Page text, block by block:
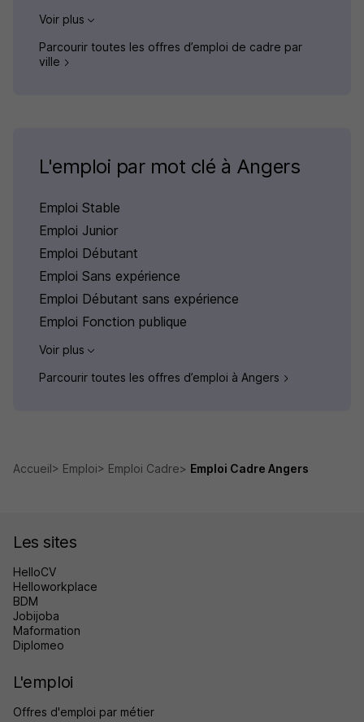
Voir plus
Parcourir toutes les offres d’emploi de cadre par
ville
L'emploi par mot clé à Angers
Emploi Stable
Emploi Junior
Emploi Débutant
Emploi Sans expérience
Emploi Débutant sans expérience
Emploi Fonction publique
Voir plus
Parcourir toutes les offres d’emploi à Angers
Accueil Emploi Emploi Cadre Emploi Cadre Angers
Les sites
HelloCV
Helloworkplace
BDM
Jobijoba
Maformation
Diplomeo
L'emploi
Offres d'emploi par métier